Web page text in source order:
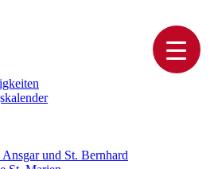
Hamburg
und St. Bernhard